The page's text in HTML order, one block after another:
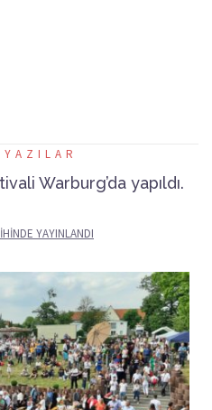
Warburg’da yapıldı.
YAYINLANDI